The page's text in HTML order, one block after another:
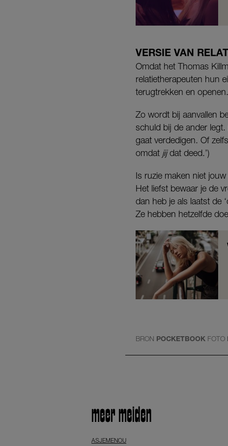
VERSIE VAN
Omdat het Thomas
relatietherapeuten hun
terugtrekken en openen.
Zo wordt bij aanvallen
schuld bij de ander legt.
gaat verdedigen. Of
omdat jijdat deed.’)
Is ruzie maken niet
Het liefst bewaar je de
dan heb je als laatst de
Ze hebben hetzelfde
BRON POCKETBOOK FOTO
meer meiden
ASJEMENOU